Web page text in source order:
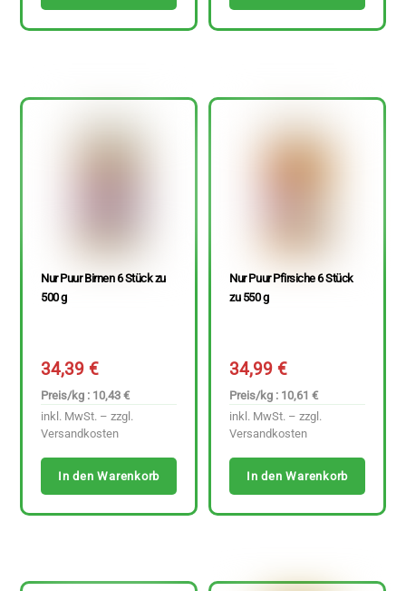
Nur Puur Birnen 6 Stück zu
500 g
34,39€
Preis/kg : 10,43 €
inkl. MwSt. – zzgl.
Versandkosten
In den Warenkorb
Nur Puur Pfirsiche 6 Stück
zu 550 g
34,99€
Preis/kg : 10,61 €
inkl. MwSt. – zzgl.
Versandkosten
In den Warenkorb